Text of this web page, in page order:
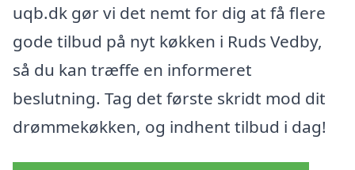
uqb.dk gør vi det nemt for dig at få flere
gode tilbud på nyt køkken i Ruds Vedby,
så du kan træffe en informeret
beslutning. Tag det første skridt mod dit
drømmekøkken, og indhent tilbud i dag!